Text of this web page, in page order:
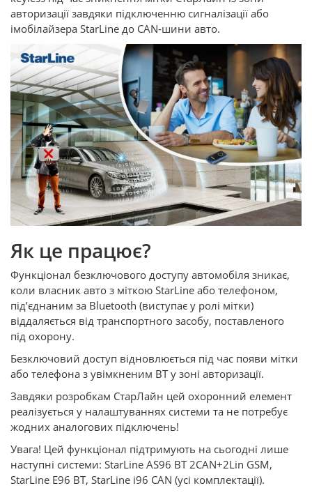
авторизації завдяки підключенню сигналізації або
імобілайзера StarLine до CAN-шини авто.
Як це працює?
Функціонал безключового доступу автомобіля зникає,
коли власник авто з міткою StarLine або телефоном,
під’єднаним за Bluetooth (виступає у ролі мітки)
віддаляється від транспортного засобу, поставленого
під охорону.
Безключовий доступ відновлюється під час появи мітки
або телефона з увімкненим ВТ у зоні авторизації.
Завдяки розробкам СтарЛайн цей охоронний елемент
реалізується у налаштуваннях системи та не потребує
жодних аналогових підключень!
Увага! Цей функціонал підтримують на сьогодні лише
наступні системи: StarLine AS96 BT 2CAN+2Lin GSM,
StarLine E96 BT, StarLine i96 CAN (усі комплектації).